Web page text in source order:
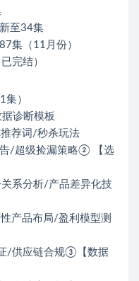
至34集
集（11月份）
完结）
）
诊断模板
荐词/秒杀玩法
/超级捡漏策略② 【选
系分析/产品差异化技
产品布局/盈利模型测
/供应链合规③【数据